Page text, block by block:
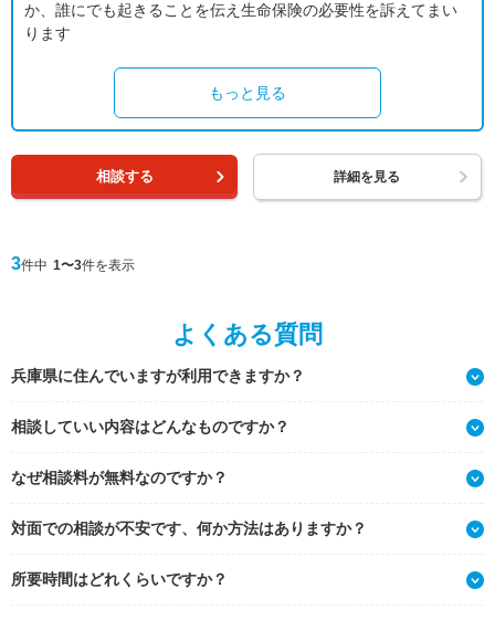
か、誰にでも起きることを伝え生命保険の必要性を訴えてまい
ります
もっと見る
相談する 詳細を見る
3件中 1〜3件を表示
よくある質問
兵庫県に住んでいますが利用できますか？
相談していい内容はどんなものですか？
なぜ相談料が無料なのですか？
対面での相談が不安です、何か方法はありますか？
所要時間はどれくらいですか？